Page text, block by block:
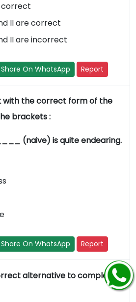
correct
II are correct
II are incorrect
Share On WhatsApp Report
with the correct form of the
brackets :
(naive) is quite endearing.
Share On WhatsApp Report
alternative to complete